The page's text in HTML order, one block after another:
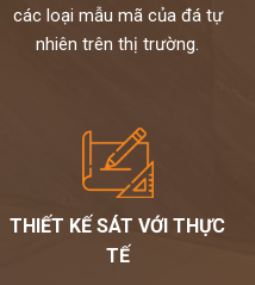
các loại mẫu mã của đá tự
nhiên trên thị trường.
THIẾT KẾ SÁT VỚI THỰC
TẾ